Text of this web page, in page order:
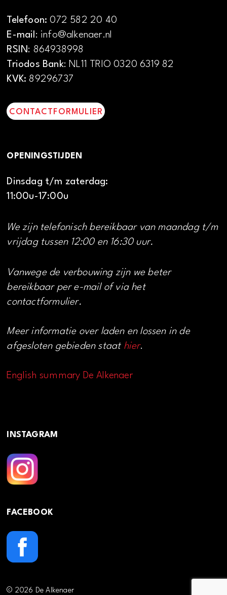
Telefoon:072 582 20 40
E-mail : info@alkenaer.nl
RSIN : 864938998
Triodos Bank: NL11 TRIO 0320 6319 82
KVK: 89296737
CONTACTFORMULIER
OPENINGSTIJDEN
Dinsdag t/m zaterdag:
11:00u-17:00u
We zijn telefonisch bereikbaar van maandag t/m
vrijdag tussen 12:00 en 16:30 uur.
Vanwege de verbouwing zijn we beter
bereikbaar per e-mail of via het
contactformulier.
Meer informatie over laden en lossen in de
afgesloten gebieden staat hier.
English summary De Alkenaer
INSTAGRAM
FACEBOOK
© 2026 De Alkenaer